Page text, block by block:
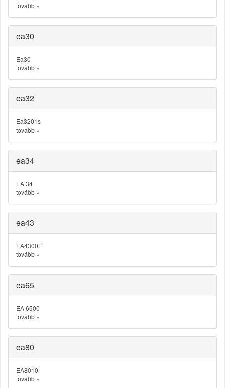
tovább »
ea30
Ea30
tovább »
ea32
Ea3201s
tovább »
ea34
EA 34
tovább »
ea43
EA4300F
tovább »
ea65
EA 6500
tovább »
ea80
EA8010
tovább »